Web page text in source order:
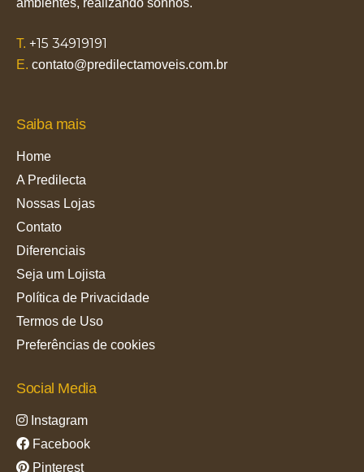
T. +15 34919191
E. contato@predilectamoveis.com.br
Saiba mais
Home
A Predilecta
Nossas Lojas
Contato
Diferenciais
Seja um Lojista
Política de Privacidade
Termos de Uso
Preferências de cookies
Social Media
Instagram
Facebook
Pinterest